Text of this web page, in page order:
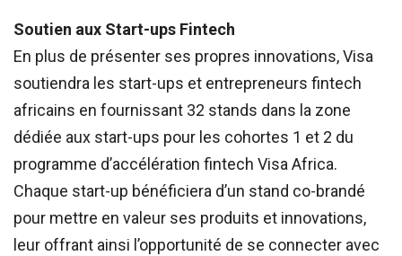
Soutien aux Start-ups Fintech
En plus de présenter ses propres innovations, Visa
soutiendra les start-ups et entrepreneurs fintech
africains en fournissant 32 stands dans la zone
dédiée aux start-ups pour les cohortes 1 et 2 du
programme d’accélération fintech Visa Africa.
Chaque start-up bénéficiera d’un stand co-brandé
pour mettre en valeur ses produits et innovations,
leur offrant ainsi l’opportunité de se connecter avec